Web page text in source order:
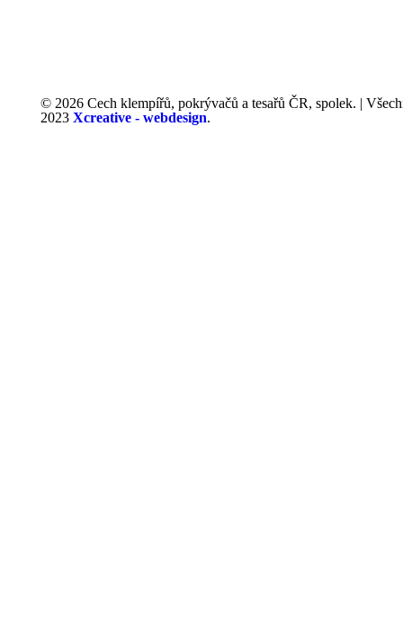
© 2026 Cech klempířů, pokrývačů a tesařů ČR, spolek. |
2023 Xcreative - webdesign.